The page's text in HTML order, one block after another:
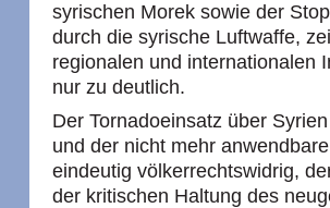
syrischen Morek sowie der
durch die syrische Luftwaffe,
regionalen und internationalen
nur zu deutlich.
Der Tornadoeinsatz über
und der nicht mehr
eindeutig völkerrechtswidrig,
der kritischen Haltung des